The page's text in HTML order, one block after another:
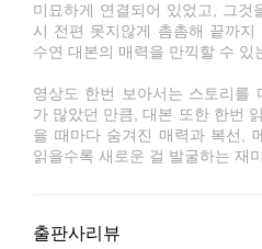
미묘하게 연결되어 있었고, 그것
시 전편 못지않게 촘촘해 끝까
수연 대본의 매력을 만끽할 수 있
영상도 한번 보아서는 스토리를
가 많았던 만큼, 대본 또한 한번
을 때마다 숨겨진 매력과 복선,
읽을수록 새로운 걸 발굴하는 재
출판사리뷰